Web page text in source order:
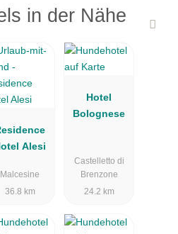
in der Nähe
Alesi
Malcesine
36.8 km
Hotel
Bolognese
Castelletto di
Brenzone
24.2 km